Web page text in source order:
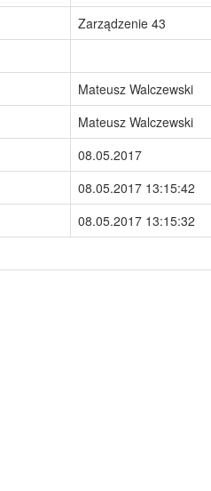
Zarządzenie 43
Mateusz Walczewski
Mateusz Walczewski
08.05.2017
08.05.2017 13:15:42
08.05.2017 13:15:32